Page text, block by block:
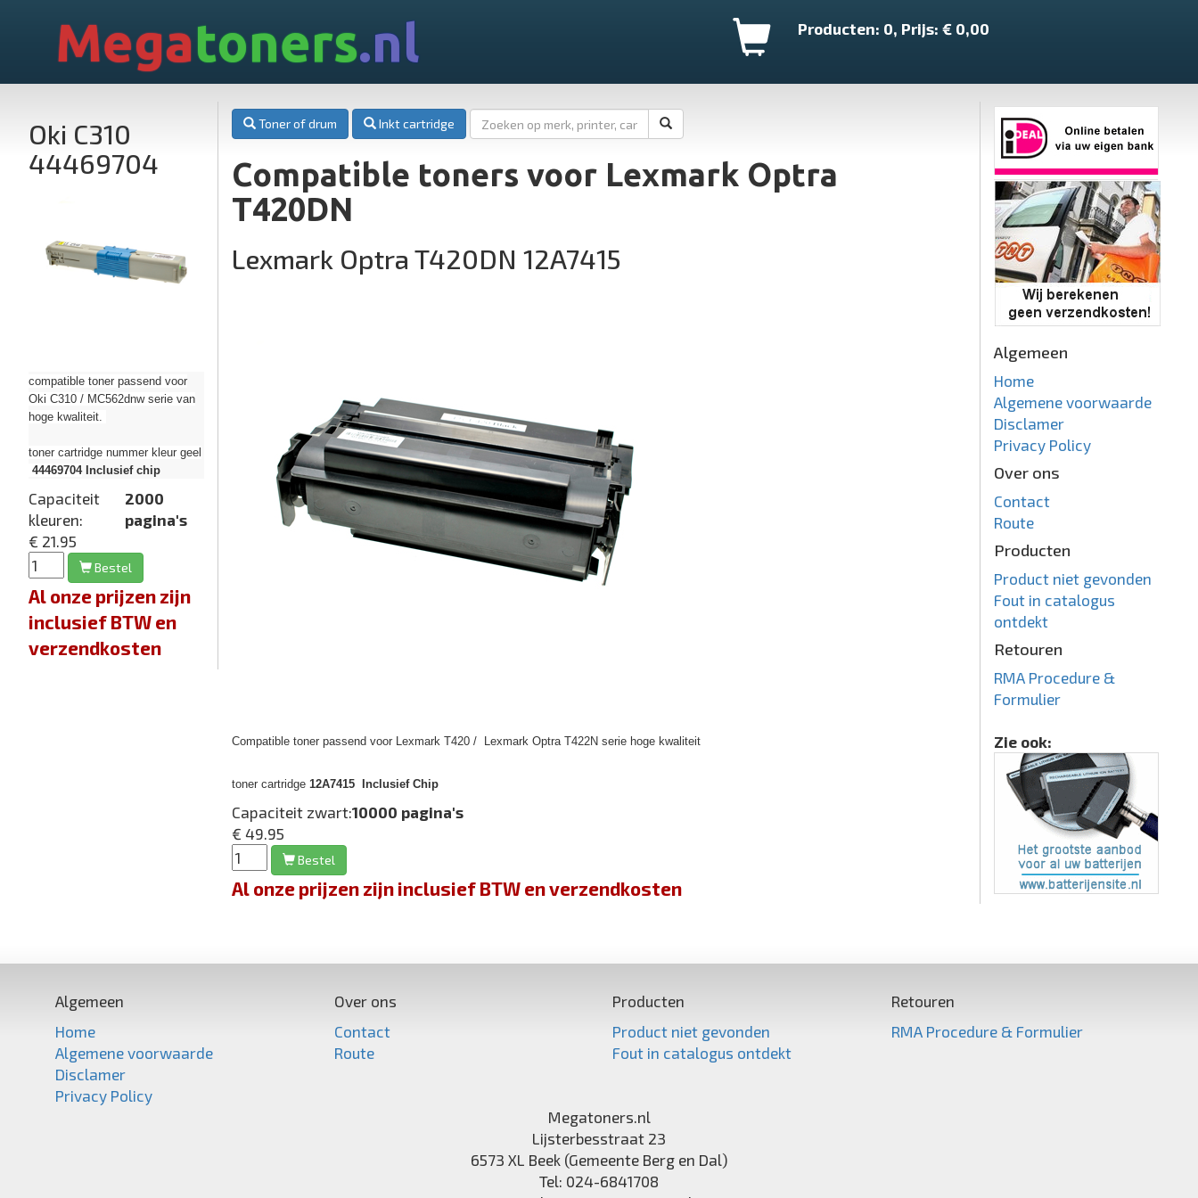
Megatoners.nl Producten: 0, Prijs: € 0,00
Oki C310
44469704
compatible toner passend voor
Oki C310 / MC562dnw serie van
hoge kwaliteit.
toner cartridge nummer kleur geel
44469704Inclusief chip
Capaciteit
kleuren:
2000
pagina's
€ 21.95
Bestel
Al onze prijzen zijn
inclusief BTW en
verzendkosten
Toner of drum Inkt cartridge
Compatible toners voor Lexmark Optra
T420DN
Lexmark Optra T420DN 12A7415
Compatible toner passend voor Lexmark T420 / Lexmark Optra T422N serie hoge kwaliteit
toner cartridge12A7415 Inclusief Chip
Capaciteit zwart:10000 pagina's
€ 49.95
Bestel
Al onze prijzen zijn inclusief BTW en verzendkosten
Algemeen
Home
Algemene voorwaarde
Disclamer
Privacy Policy
Over ons
Contact
Route
Producten
Product niet gevonden
Fout in catalogus
ontdekt
Retouren
RMA Procedure &
Formulier
Zie ook:
Algemeen
Home
Algemene voorwaarde
Disclamer
Privacy Policy
Over ons
Contact
Route
Producten
Product niet gevonden
Fout in catalogus ontdekt
Retouren
RMA Procedure & Formulier
Megatoners.nl
Lijsterbesstraat 23
6573 XL Beek (Gemeente Berg en Dal)
Tel: 024-6841708